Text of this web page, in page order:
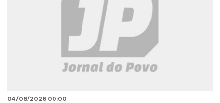
04/08/2026 00:00